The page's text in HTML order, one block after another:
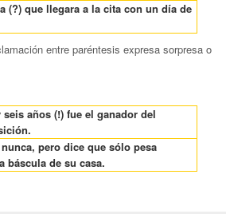
(?) que llegara a la cita con un día de
entre paréntesis expresa sorpresa o
años (!) fue el ganador del
pero dice que sólo pesa
báscula de su casa.